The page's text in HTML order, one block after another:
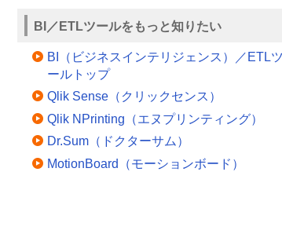
BI／ETLツールをもっと知りたい
BI（ビジネスインテリジェンス）／ETLツ
ールトップ
Qlik Sense（クリックセンス）
Qlik NPrinting（エヌプリンティング）
Dr.Sum（ドクターサム）
MotionBoard（モーションボード）